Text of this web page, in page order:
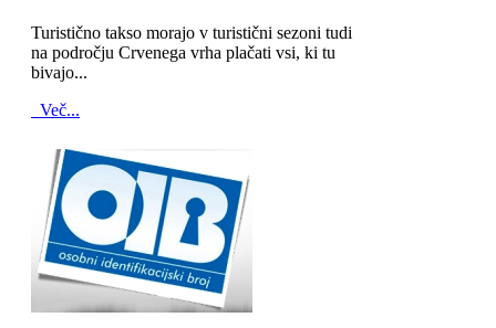
Turistično takso morajo v turistični sezoni tudi
na področju Crvenega vrha plačati vsi, ki tu
bivajo...
Več...